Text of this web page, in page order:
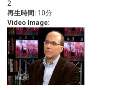
2
再生時間: 10分
Video Image: